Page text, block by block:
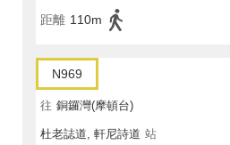
距離 110m
N969
往 銅鑼灣(摩頓台)
杜老誌道, 軒尼詩道 站